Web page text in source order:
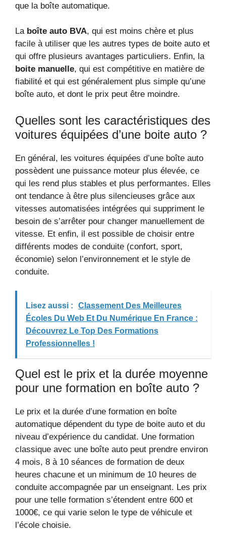
que la boîte automatique.
La boîte auto BVA, qui est moins chère et plus
facile à utiliser que les autres types de boite auto et
qui offre plusieurs avantages particuliers. Enfin, la
boite manuelle, qui est compétitive en matière de
fiabilité et qui est généralement plus simple qu’une
boîte auto, et dont le prix peut être moindre.
Quelles sont les caractéristiques des
voitures équipées d’une boite auto ?
En général, les voitures équipées d’une boîte auto
possèdent une puissance moteur plus élevée, ce
qui les rend plus stables et plus performantes. Elles
ont tendance à être plus silencieuses grâce aux
vitesses automatisées intégrées qui suppriment le
besoin de s’arrêter pour changer manuellement de
vitesse. Et enfin, il est possible de choisir entre
différents modes de conduite (confort, sport,
économie) selon l’environnement et le style de
conduite.
Lisez aussi :
Classement Des Meilleures
Écoles Du Web Et Du Numérique En France :
Découvrez Le Top Des Formations
Professionnelles !
Quel est le prix et la durée moyenne
pour une formation en boîte auto ?
Le prix et la durée d’une formation en boîte
automatique dépendent du type de boite auto et du
niveau d’expérience du candidat. Une formation
classique avec une boîte auto peut prendre environ
4 mois, 8 à 10 séances de formation de deux
heures chacune et un minimum de 10 heures de
conduite accompagnée par un enseignant. Les prix
pour une telle formation s’étendent entre 600 et
1000€, ce qui varie selon le type de véhicule et
l’école choisie.